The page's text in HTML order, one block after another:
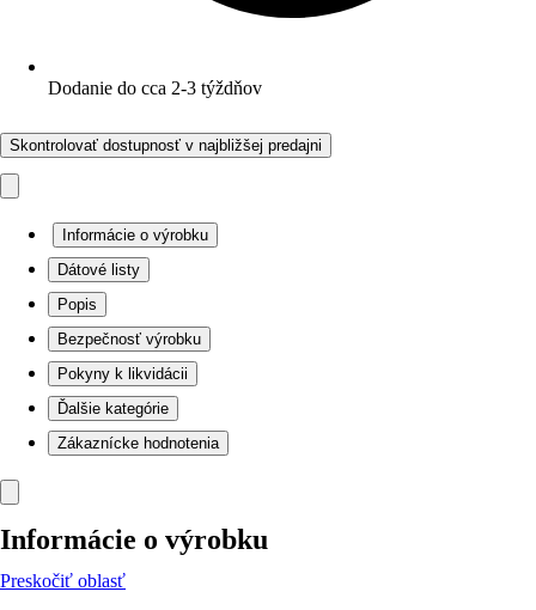
Dodanie do cca 2-3 týždňov
Skontrolovať dostupnosť v najbližšej predajni
Informácie o výrobku
Dátové listy
Popis
Bezpečnosť výrobku
Pokyny k likvidácii
Ďalšie kategórie
Zákaznícke hodnotenia
Informácie o výrobku
Preskočiť oblasť